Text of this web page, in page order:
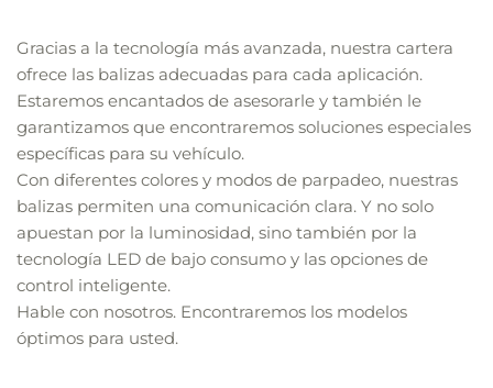
Gracias a la tecnología más avanzada, nuestra cartera
ofrece las balizas adecuadas para cada aplicación.
Estaremos encantados de asesorarle y también le
garantizamos que encontraremos soluciones especiales
específicas para su vehículo.
Con diferentes colores y modos de parpadeo, nuestras
balizas permiten una comunicación clara. Y no solo
apuestan por la luminosidad, sino también por la
tecnología LED de bajo consumo y las opciones de
control inteligente.
Hable con nosotros. Encontraremos los modelos
óptimos para usted.